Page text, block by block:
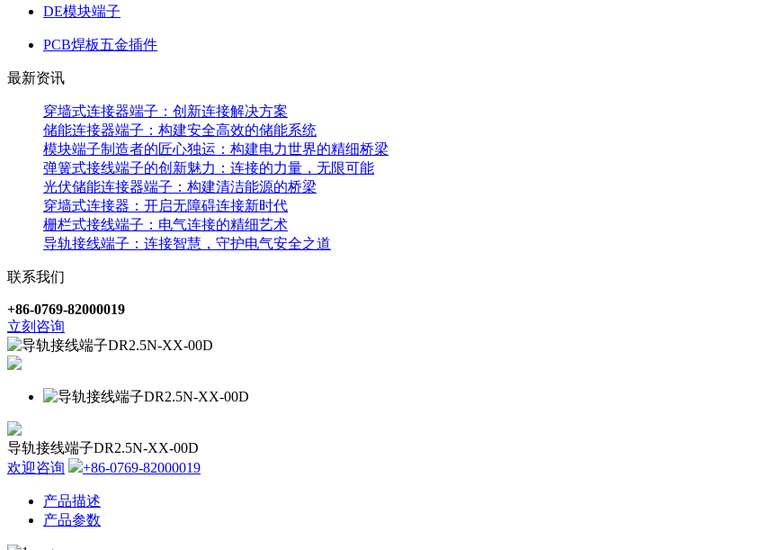
DE模块端子
PCB焊板五金插件
最新资讯
穿墙式连接器端子：创新连接解决方案
储能连接器端子：构建安全高效的储能系统
模块端子制造者的匠心独运：构建电力世界的精细桥梁
弹簧式接线端子的创新魅力：连接的力量，无限可能
光伏储能连接器端子：构建清洁能源的桥梁
穿墙式连接器：开启无障碍连接新时代
栅栏式接线端子：电气连接的精细艺术
导轨接线端子：连接智慧，守护电气安全之道
联系我们
+86-0769-82000019
立刻咨询
导轨接线端子DR2.5N-XX-00D
欢迎咨询
+86-0769-82000019
产品描述
产品参数